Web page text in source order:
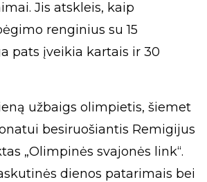
Jis atskleis, kaip
renginius su 15
pats įveikia kartais ir 30
užbaigs olimpietis, šiemet
besiruošiantis Remigijus
„Olimpinės svajonės link“.
dienos patarimais bei